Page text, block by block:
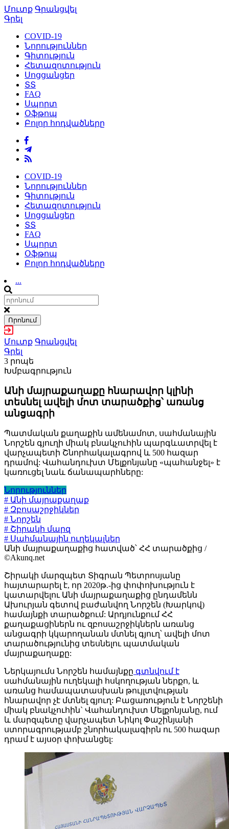
Մուտք Գրանցվել
Գրել
COVID-19
Նորություններ
Գիտություն
Հետազոտություն
Սոցցանցեր
ՏՏ
FAQ
Սպորտ
Օֆթոպ
Բոլոր հոդվածները
COVID-19
Նորություններ
Գիտություն
Հետազոտություն
Սոցցանցեր
ՏՏ
FAQ
Սպորտ
Օֆթոպ
Բոլոր հոդվածները
...
Որոնում
Մուտք Գրանցվել
Գրել
3 րոպե
Խմբագրություն
Անի մայրաքաղաքը հնարավոր կլինի
տեսնել ավելի մոտ տարածքից՝ առանց
անցագրի
Պատմական քաղաքին ամենամոտ, սահմանային
Նորշեն գյուղի միակ բնակչուհին պարգևատրվել է
վարչապետի Շնորհակալագրով և 500 հազար
դրամով: Վահանդուխտ Մելքոնյանը «պահանջել» է
կառուցել նաև ճանապարհները:
Նորություններ
# Անի մայրաքաղաք
# Զբոսաշրջիկներ
# Նորշեն
# Շիրակի մարզ
# Սահմանային ուղեկալներ
Անի մայրաքաղաքից հատված՝ ՀՀ տարածքից /
©Akunq.net
Շիրակի մարզպետ Տիգրան Պետրոսյանը
հայտարարել է, որ 2020թ.-ից փոփոխություն է
կատարվելու Անի մայրաքաղաքից ընդամենն
Ախուրյան գետով բաժանվող Նորշեն (Խարկով)
համայնքի տարածքում: Արդյունքում ՀՀ
քաղաքացիներն ու զբոսաշրջիկներն առանց
անցագրի կկարողանան մտնել գյուղ՝ ավելի մոտ
տարածությունից տեսնելու պատմական
մայրաքաղաքը:
Ներկայումս Նորշեն համայնքը գտնվում է
սահմանային ուղեկալի հսկողության ներքո, և
առանց համապատասխան թույլտվության
հնարավոր չէ մտնել գյուղ: Բացառություն է Նորշենի
միակ բնակչուհին` Վահանդուխտ Մելքոնյանը, ում
և մարզպետը վարչապետ Նիկոլ Փաշինյանի
ստորագրությամբ շնորհակալագիրն ու 500 հազար
դրամ է այսօր փոխանցել: